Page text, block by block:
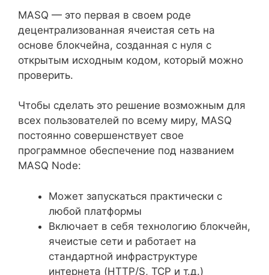
MASQ — это первая в своем роде
децентрализованная ячеистая сеть на
основе блокчейна, созданная с нуля с
открытым исходным кодом, который можно
проверить.
Чтобы сделать это решение возможным для
всех пользователей по всему миру, MASQ
постоянно совершенствует свое
программное обеспечение под названием
MASQ Node:
Может запускаться практически с
любой платформы
Включает в себя технологию блокчейн,
ячеистые сети и работает на
стандартной инфраструктуре
интернета (HTTP/S, TCP и т.д.)